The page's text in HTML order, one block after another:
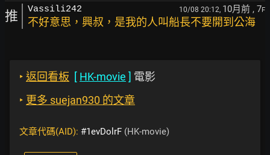
推 Vassili242 10/08 20:12, 10月前 , 7F
不好意思，興叔，是我的人叫船長不要開到公海
‣ 返回看板 [ HK-movie ] 電影
‣ 更多 suejan930 的文章
文章代碼(AID): #1evDolrF (HK-movie)